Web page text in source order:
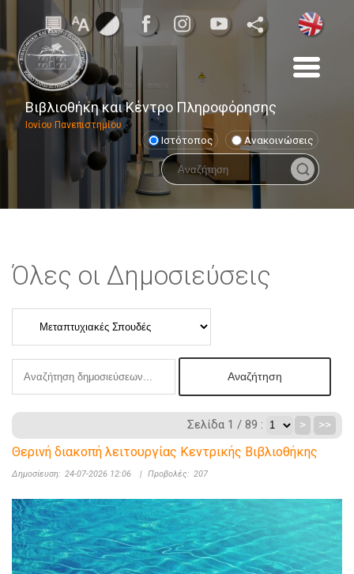
Βιβλιοθήκη και Κέντρο Πληροφόρησης
Ιονίου Πανεπιστημίου
Ιστότοπος Ανακοινώσεις
Όλες οι Δημοσιεύσεις
Σελίδα 1 / 89 : > >>
Θερινή διακοπή λειτουργίας Κεντρικής Βιβλιοθήκης
Δημοσίευση: 24-07-2026 12:06 | Προβολές: 207